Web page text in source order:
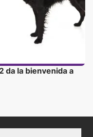
da la bienvenida a